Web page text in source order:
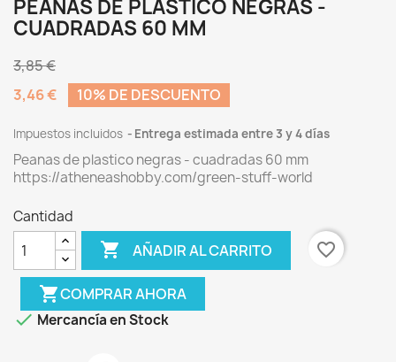
PEANAS DE PLASTICO NEGRAS -
CUADRADAS 60 MM
3,85 €
3,46 €
10% DE DESCUENTO
Impuestos incluidos Entrega estimada entre 3 y 4 días
Peanas de plastico negras - cuadradas 60 mm
https://atheneashobby.com/green-stuff-world
Cantidad
 AÑADIR AL CARRITO favorite_border
shopping_cartCOMPRAR AHORA
 Mercancía en Stock